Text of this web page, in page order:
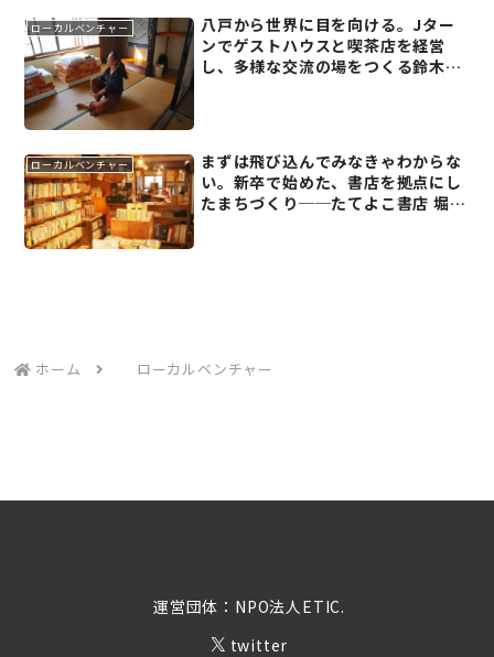
ローカルベンチャー
八戸から世界に目を向ける。Jター
ンでゲストハウスと喫茶店を経営
し、多様な交流の場をつくる鈴木美
ローカルベンチャー
まずは飛び込んでみなきゃわからな
い。新卒で始めた、書店を拠点にし
たまちづくり──たてよこ書店 堀田
ホーム ローカルベンチャー
運営団体：NPO法人ETIC.
twitter